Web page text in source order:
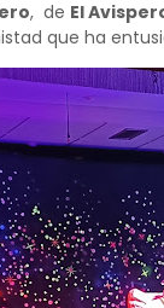
, de El
que ha